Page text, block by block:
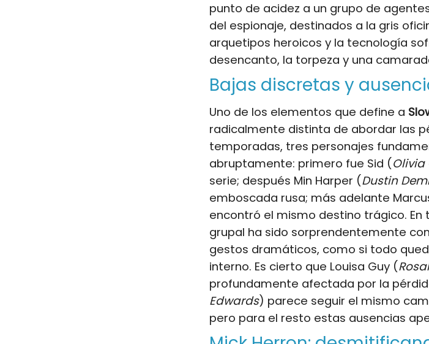
punto de acidez a un grupo de
del espionaje, destinados a la gris
arquetipos heroicos y la tecnología
desencanto, la torpeza y una
Bajas discretas y
Uno de los elementos que define a
radicalmente distinta de abordar las
temporadas, tres personajes
abruptamente: primero fue Sid (Olivia
serie; después Min Harper (Dustin
emboscada rusa; más adelante
encontró el mismo destino trágico. En
grupal ha sido sorprendentemente
gestos dramáticos, como si todo
interno. Es cierto que Louisa Guy (
profundamente afectada por la
Edwards) parece seguir el mismo
pero para el resto estas ausencias